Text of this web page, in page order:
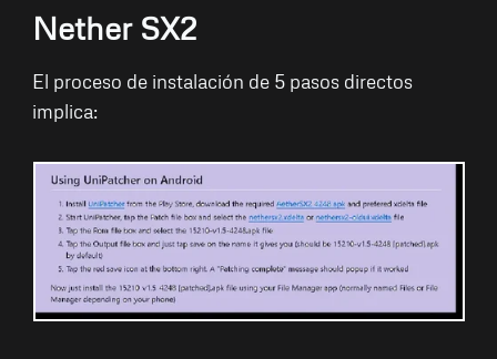
Nether SX2
El proceso de instalación de 5 pasos directos
implica: